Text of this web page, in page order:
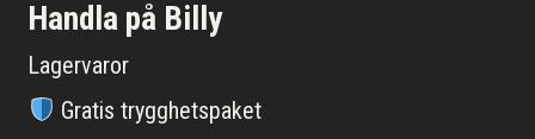
Handla på Billy
Lagervaror
Gratis trygghetspaket